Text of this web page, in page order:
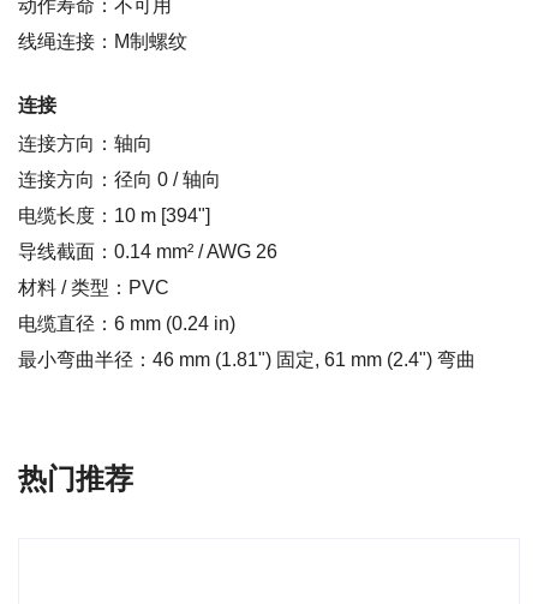
动作寿命：不可用
线绳连接：M制螺纹
连接
连接方向：轴向
连接方向：径向 0 / 轴向
电缆长度：10 m [394"]
导线截面：0.14 mm² / AWG 26
材料 / 类型：PVC
电缆直径：6 mm (0.24 in)
最小弯曲半径：46 mm (1.81") 固定, 61 mm (2.4") 弯曲
热门推荐